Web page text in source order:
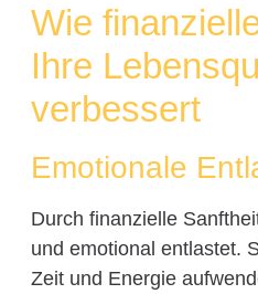
Wie
Ihre
verbessert
Emotionale
Durch finanzielle
und emotional entlastet.
Zeit und Energie